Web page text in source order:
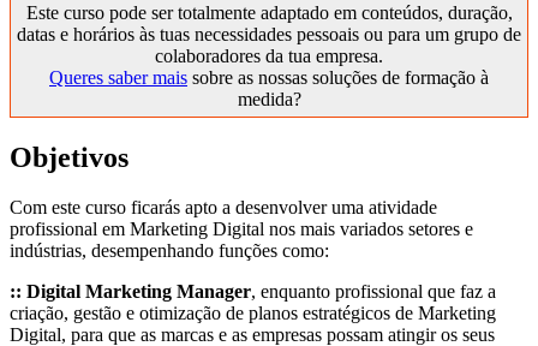
Este curso pode ser totalmente adaptado em conteúdos, duração,
datas e horários às tuas necessidades pessoais ou para um grupo de
colaboradores da tua empresa.
Queres saber mais sobre as nossas soluções de formação à
medida?
Objetivos
Com este curso ficarás apto a desenvolver uma atividade
profissional em Marketing Digital nos mais variados setores e
indústrias, desempenhando funções como:
:: Digital Marketing Manager, enquanto profissional que faz a
criação, gestão e otimização de planos estratégicos de Marketing
Digital, para que as marcas e as empresas possam atingir os seus